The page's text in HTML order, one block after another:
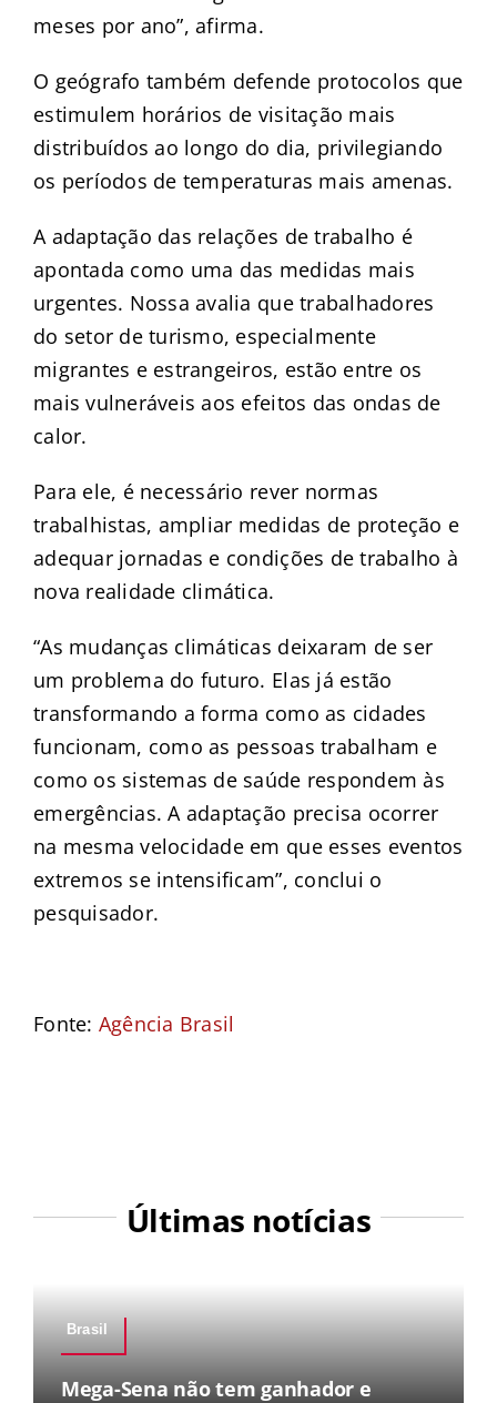
meses por ano”, afirma.
O geógrafo também defende protocolos que
estimulem horários de visitação mais
distribuídos ao longo do dia, privilegiando
os períodos de temperaturas mais amenas.
A adaptação das relações de trabalho é
apontada como uma das medidas mais
urgentes. Nossa avalia que trabalhadores
do setor de turismo, especialmente
migrantes e estrangeiros, estão entre os
mais vulneráveis aos efeitos das ondas de
calor.
Para ele, é necessário rever normas
trabalhistas, ampliar medidas de proteção e
adequar jornadas e condições de trabalho à
nova realidade climática.
“As mudanças climáticas deixaram de ser
um problema do futuro. Elas já estão
transformando a forma como as cidades
funcionam, como as pessoas trabalham e
como os sistemas de saúde respondem às
emergências. A adaptação precisa ocorrer
na mesma velocidade em que esses eventos
extremos se intensificam”, conclui o
pesquisador.
Fonte: Agência Brasil
Últimas notícias
Brasil
Mega-Sena não tem ganhador e